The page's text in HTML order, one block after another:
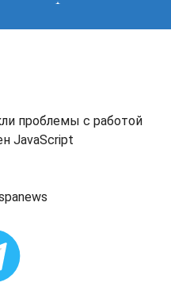
проблемы с работой
JavaScript